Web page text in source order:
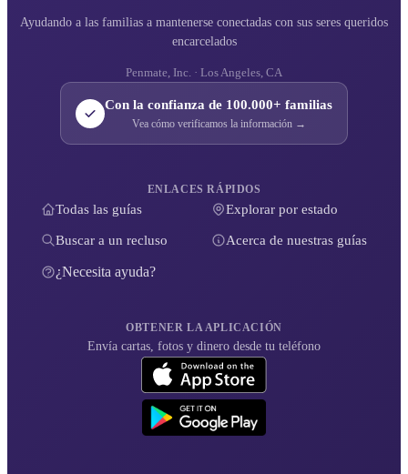
Ayudando a las familias a mantenerse conectadas con sus seres queridos
encarcelados
Penmate, Inc. · Los Angeles, CA
Con la confianza de 100.000+ familias
Vea cómo verificamos la información →
ENLACES RÁPIDOS
Todas las guías Explorar por estado
Buscar a un recluso Acerca de nuestras guías
¿Necesita ayuda?
OBTENER LA APLICACIÓN
Envía cartas, fotos y dinero desde tu teléfono